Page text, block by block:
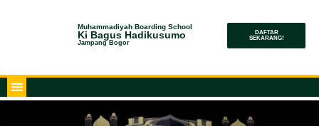
Muhammadiyah Boarding School
Ki Bagus Hadikusumo
Jampang Bogor
DAFTAR
SEKARANG!